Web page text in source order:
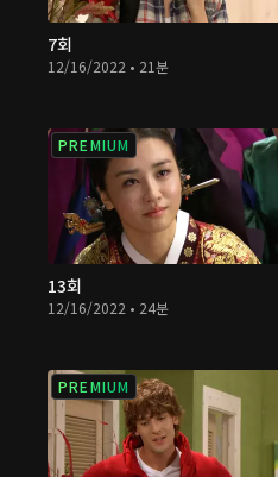
7회
12/16/2022 • 21분
PREMIUM
13회
12/16/2022 • 24분
PREMIUM